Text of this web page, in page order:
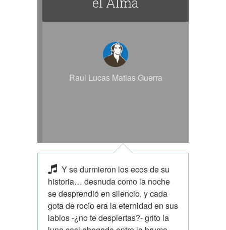
Raul Lucas Matias Guerra
Y se durmieron los ecos de su
historia… desnuda como la noche
se desprendió en silencio, y cada
gota de rocìo era la eternidad en sus
labios -¿no te despiertas?- grito la